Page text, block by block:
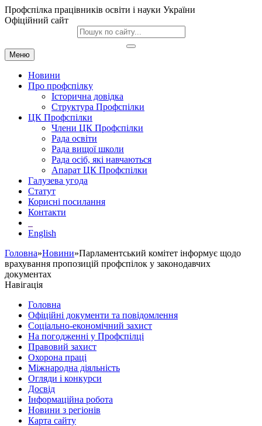
Профспілка працівників освіти і науки України
Офіційний сайт
Меню
Новини
Про профспілку
Історична довідка
Структура Профспілки
ЦК Профспілки
Члени ЦК Профспілки
Рада освіти
Рада вищої школи
Рада осіб, які навчаються
Апарат ЦК Профспілки
Галузева угода
Статут
Корисні посилання
Контакти
English
Головна»Новини»Парламентський комітет інформує щодо
врахування пропозицій профспілок у законодавчих
документах
Навігація
Головна
Офіційні документи та повідомлення
Соціально-економічний захист
На погодженні у Профспілці
Правовий захист
Охорона праці
Міжнародна діяльність
Огляди і конкурси
Досвід
Інформаційна робота
Новини з регіонів
Карта сайту